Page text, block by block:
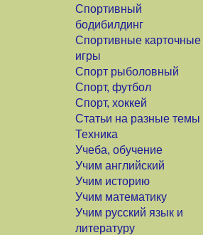
Спортивный
бодибилдинг
Спортивные карточные
игры
Спорт рыболовный
Спорт, футбол
Спорт, хоккей
Статьи на разные темы
Техника
Учеба, обучение
Учим английский
Учим историю
Учим математику
Учим русский язык и
литературу